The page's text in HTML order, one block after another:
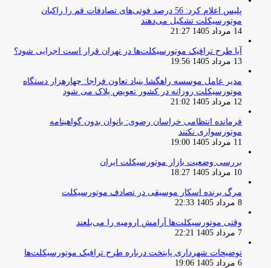
پلیس اعلام کرد: 56 درصد فوتی‌های تصادفات قم را راکبان
موتورسیکلت تشکیل می‌دهند
14 مرداد 1405 21:27
آیا طرح ترافیک موتورسیکلت‌ها در تهران قرار است اجرایی شود؟
13 مرداد 1405 19:56
مدیر عامل موسسه راهگشا بنیاد تعاون فراجا: چهارهزار دستگاه
موتورسیکلت روزانه در کشور تعویض پلاک می شود
12 مرداد 1405 21:02
فرمانده انتظامی خراسان رضوی: بانوان بدون گواهینامه
موتورسواری نکنند
11 مرداد 1405 19:00
بررسی وضعیت بازار موتورسیکلت ایران
10 مرداد 1405 18:27
مرگ برنده اسکار موسیقی در تصادف موتورسیکلت
8 مرداد 1405 22:33
وقتی موتورسیکلت‌ها آرامش ارومیه را می‌بلعند
7 مرداد 1405 22:21
توضیحات شهرداری پایتخت درباره طرح ترافیک موتورسیکلت‌ها
6 مرداد 1405 19:06